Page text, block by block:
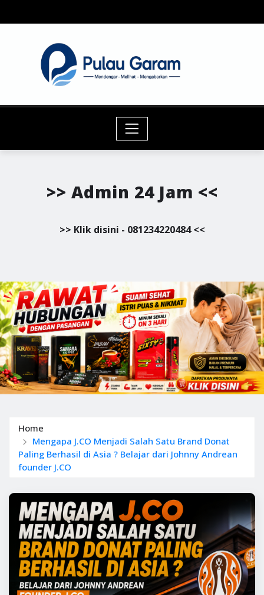
to
>> Admin 24 Jam <<
>> Klik disini - 081234220484 <<
Home
Mengapa J.CO Menjadi Salah Satu Brand Donat
Paling Berhasil di Asia ? Belajar dari Johnny Andrean
founder J.CO